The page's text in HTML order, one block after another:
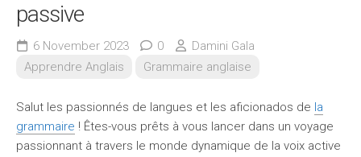
passive
6 November 2023 0
Damini Gala
Apprendre Anglais
Grammaire anglaise
Salut les passionnés de langues et les aficionados de la
grammaire ! Êtes-vous prêts à vous lancer dans un voyage
passionnant à travers le monde dynamique de la voix active